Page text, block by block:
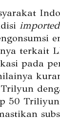
terkait
pada
50